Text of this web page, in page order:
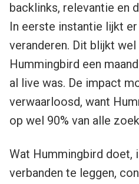
backlinks, relevantie en
In eerste instantie lijkt
veranderen. Dit blijkt
Hummingbird een
al live was. De impact
verwaarloosd, want
op wel 90% van alle
Wat Hummingbird doet,
verbanden te leggen,